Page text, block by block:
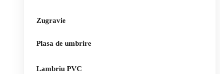
Zugravie
Plasa de umbrire
Lambriu PVC